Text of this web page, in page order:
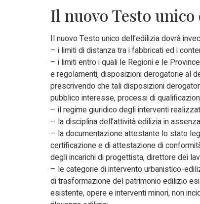
Il nuovo Testo
Il nuovo Testo unico dell’edilizia dovrà
– i limiti di distanza tra i fabbricati ed i
– i limiti entro i quali le Regioni e le
e regolamenti, disposizioni derogatorie al
prescrivendo che tali disposizioni
pubblico interesse, processi di
– il regime giuridico degli interventi
– la disciplina dell’attività edilizia in
– la documentazione attestante lo stato
certificazione e di attestazione di
degli incarichi di progettista, direttore dei
– le categorie di intervento urbanistico-
di trasformazione del patrimonio edilizio
esistente, opere e interventi minori, non